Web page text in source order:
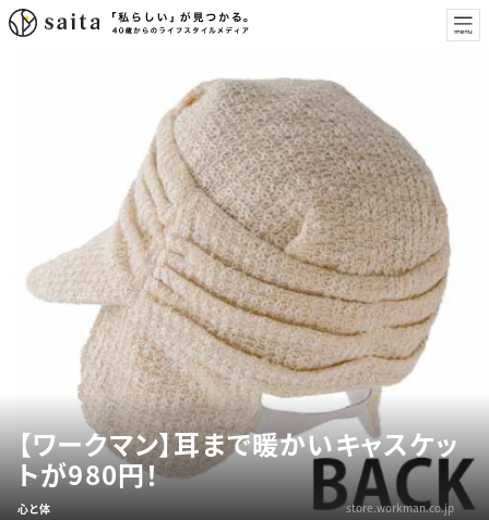
【ワークマン】耳まで暖かいキャスケッ
トが980円！
心と体 store.workman.co.jp